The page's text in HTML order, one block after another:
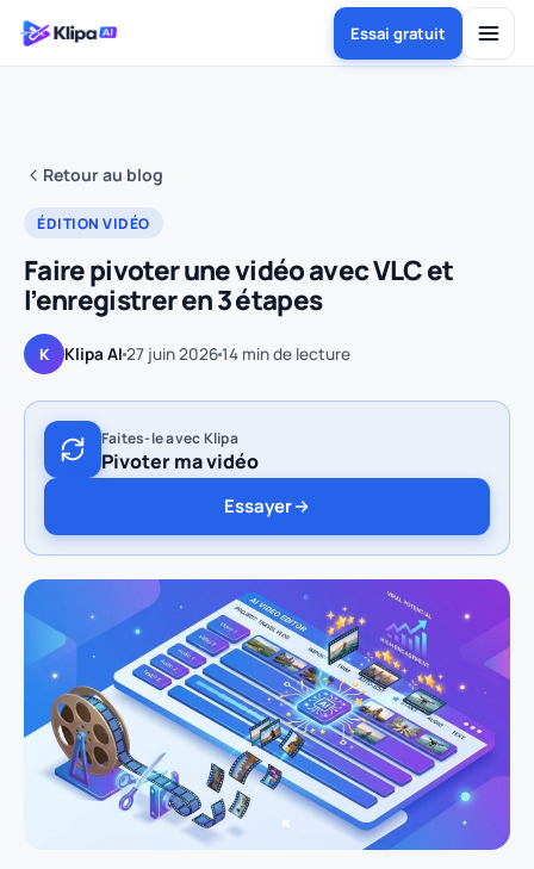
Essai gratuit
Retour au blog
ÉDITION VIDÉO
Faire pivoter une vidéo avec VLC et
l’enregistrer en 3 étapes
K Klipa AI 27 juin 202614 min de lecture
Faites-le avec Klipa
Pivoter ma vidéo
Essayer